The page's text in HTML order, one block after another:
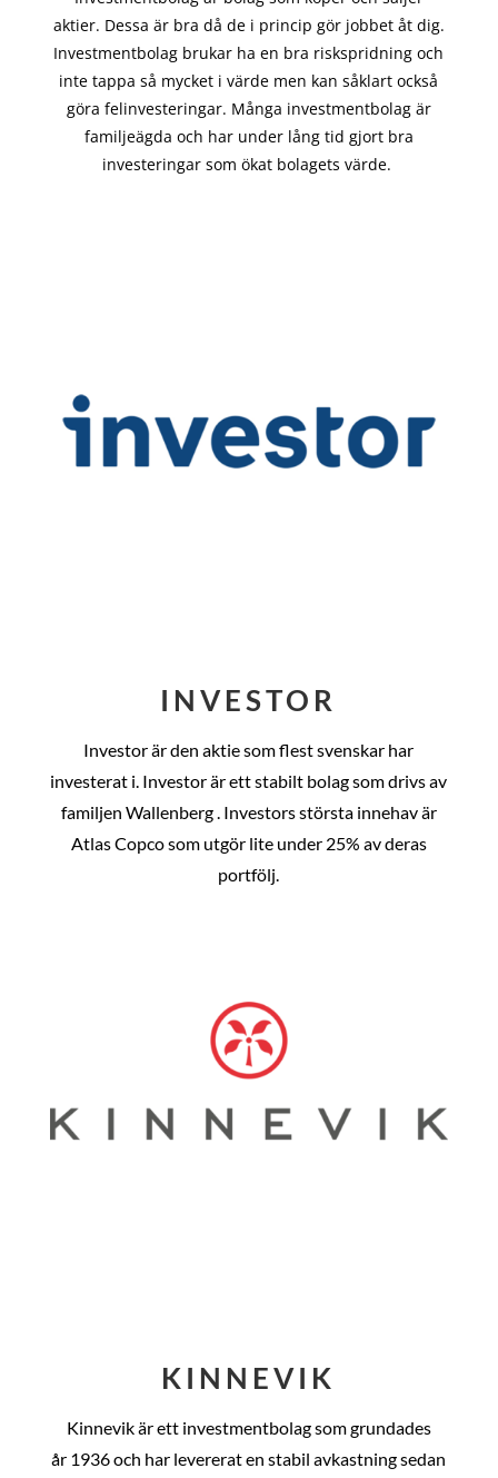
aktier. Dessa är bra då de i princip görjobbet åt dig.
Investmentbolag brukar ha en bra riskspridning och
inte tappa så mycket i värde men kan såklart också
göra felinvesteringar. Många investmentbolag är
familjeägda och har under lång tid gjort bra
investeringar som ökat bolagets värde.
INVESTOR
Investor är den aktie som flest svenskar har
investerat i. Investor är ett stabilt bolag som drivs av
familjen Wallenberg . Investors största innehav är
Atlas Copco som utgör lite under 25% av deras
portfölj.
KINNEVIK
Kinnevik är ett investmentbolag som grundades
år 1936 och har levererat en stabil avkastning sedan